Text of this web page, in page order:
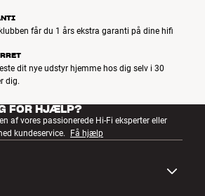
får du 1 års ekstra garanti på dine hifi
dit nye udstyr hjemme hos dig selv i 30
dig.
FOR HJÆLP?
af vores passionerede Hi-Fi eksperter eller
kundeservice.
Få hjælp